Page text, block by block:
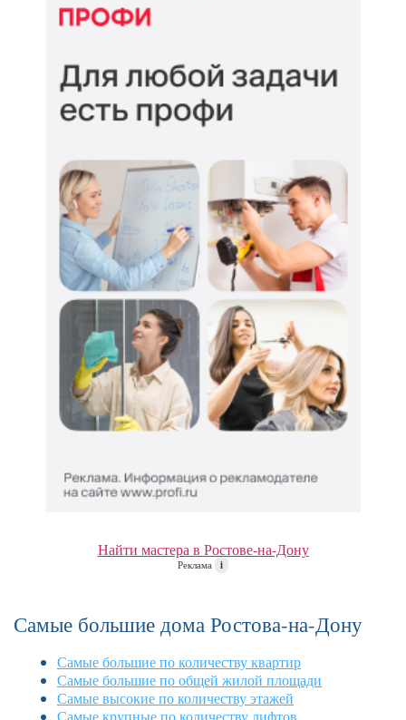
Найти мастера в Ростове-на-Дону
Реклама i
Самые большие дома Ростова-на-Дону
Самые большие по количеству квартир
Самые большие по общей жилой площади
Самые высокие по количеству этажей